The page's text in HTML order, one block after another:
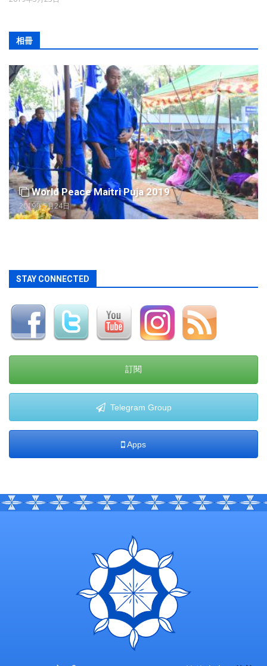
相冊
World Peace Maitri Puja 2019
2019年5月24日
STAY CONNECTED
訂閱
Telegram Group
Apps